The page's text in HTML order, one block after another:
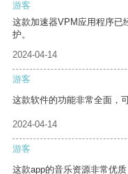
游客
这款加速器VPM应用程序已
护。
2024-04-14
游客
这款软件的功能非常全面，
2024-04-14
游客
这款app的音乐资源非常优